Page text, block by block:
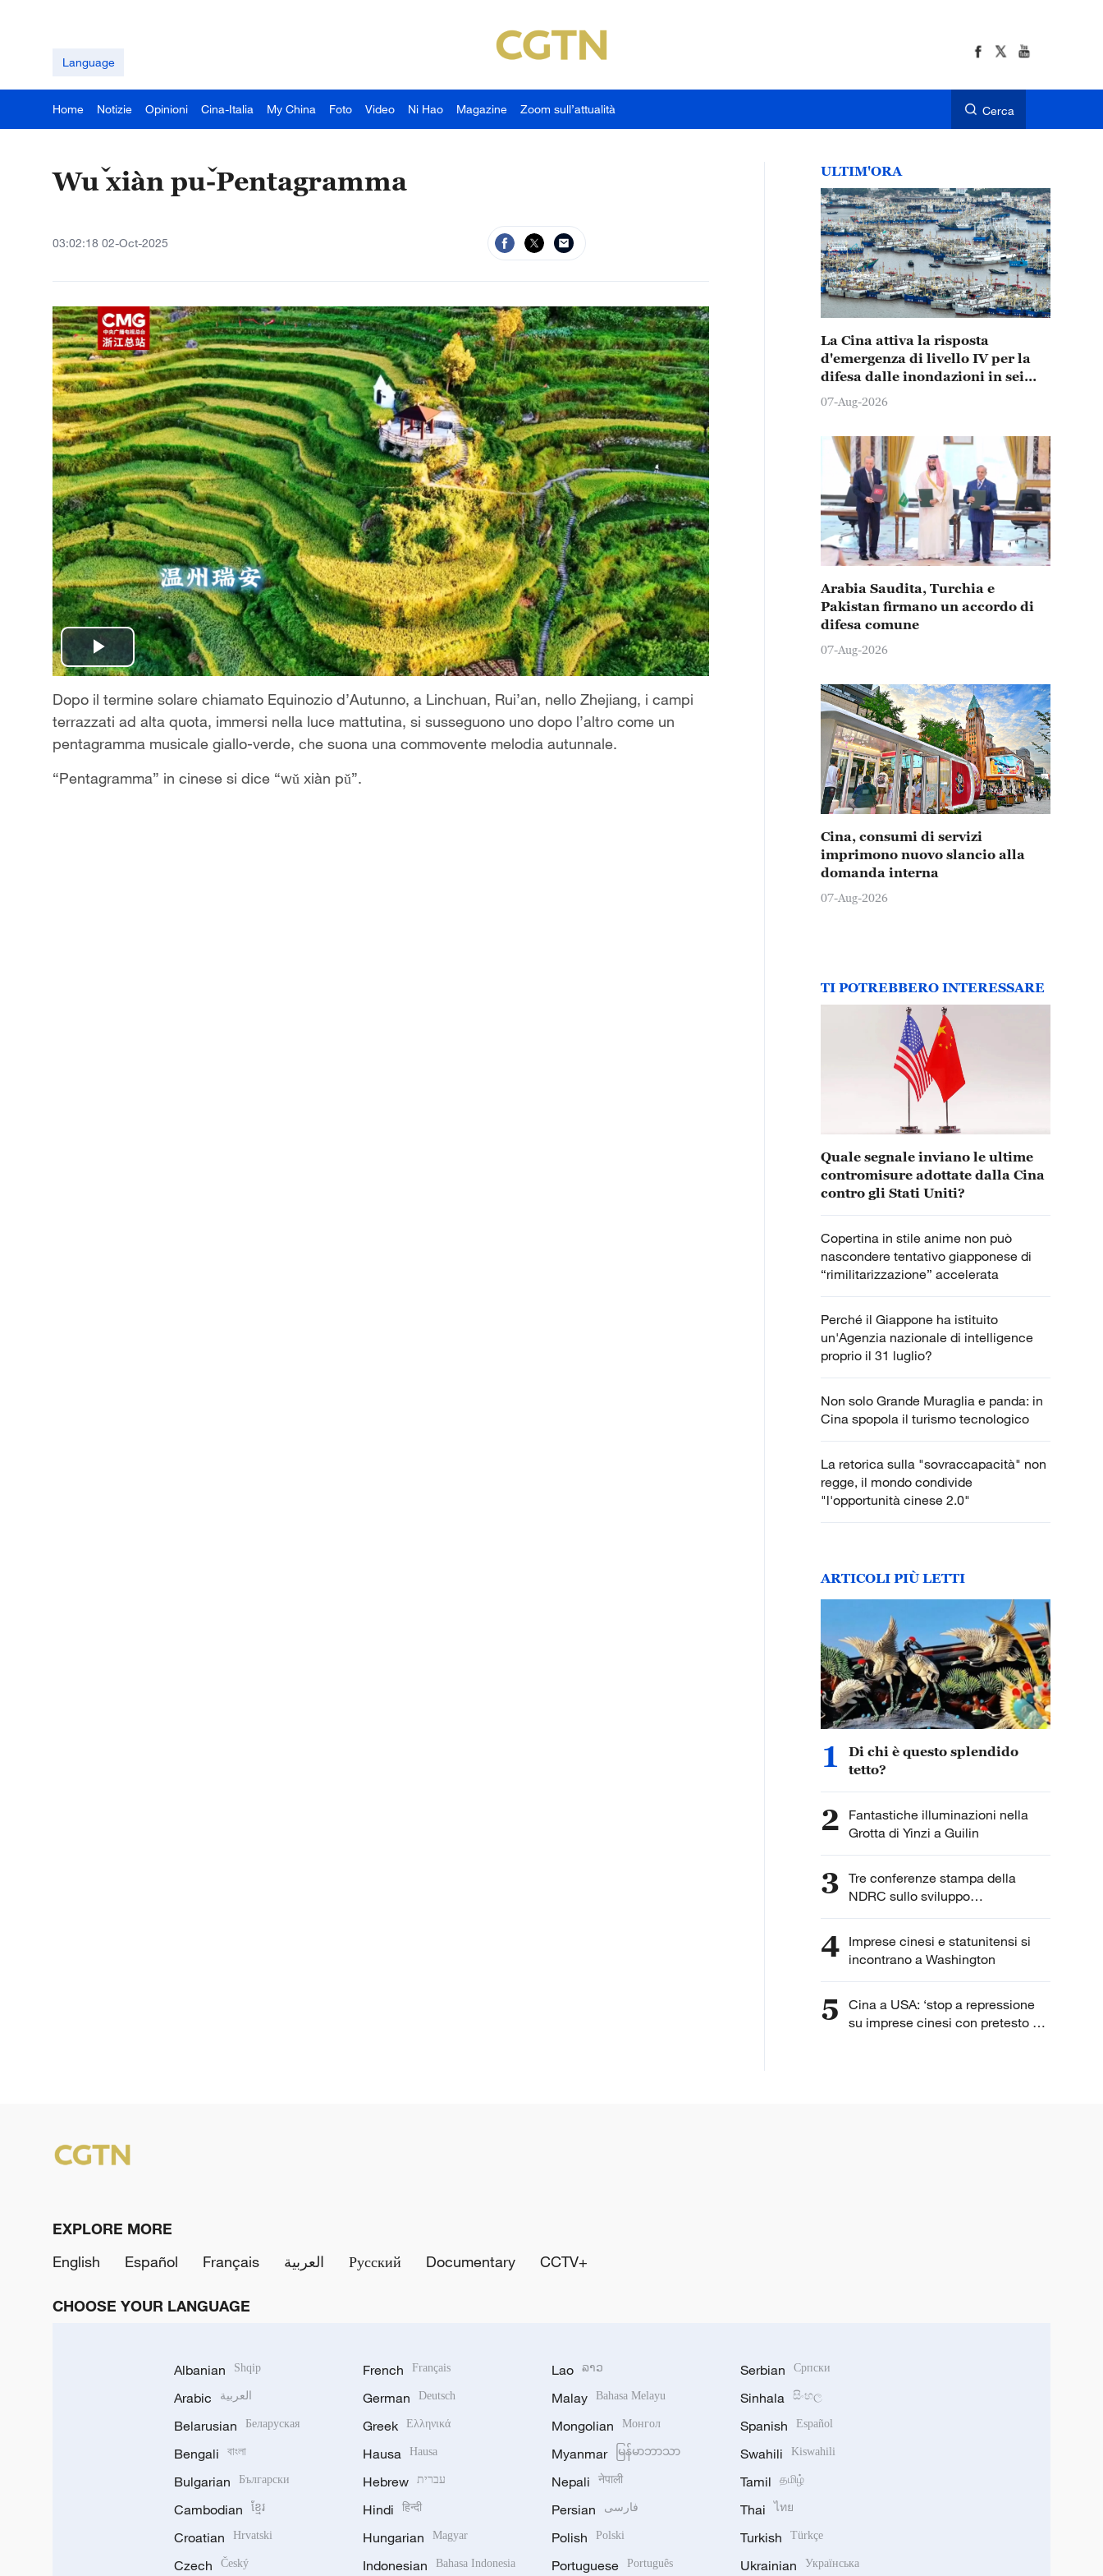
Language
Home Notizie Opinioni Cina-Italia My China Foto Video Ni Hao Magazine Zoom sull’attualità Cerca
Wǔ xiàn pǔ-Pentagramma
03:02:18 02-Oct-2025
Play
Video
Dopo il termine solare chiamato Equinozio d’Autunno, a Linchuan, Rui’an, nello Zhejiang, i campi
terrazzati ad alta quota, immersi nella luce mattutina, si susseguono uno dopo l’altro come un
pentagramma musicale giallo-verde, che suona una commovente melodia autunnale.
“Pentagramma” in cinese si dice “wǔ xiàn pǔ”.
ULTIM'ORA
La Cina attiva la risposta
d'emergenza di livello IV per la
difesa dalle inondazioni in sei
province e città
07-Aug-2026
Arabia Saudita, Turchia e
Pakistan firmano un accordo di
difesa comune
07-Aug-2026
Cina, consumi di servizi
imprimono nuovo slancio alla
domanda interna
07-Aug-2026
TI POTREBBERO INTERESSARE
Quale segnale inviano le ultime
contromisure adottate dalla Cina
contro gli Stati Uniti?
Copertina in stile anime non può
nascondere tentativo giapponese di
“rimilitarizzazione” accelerata
Perché il Giappone ha istituito
un'Agenzia nazionale di intelligence
proprio il 31 luglio?
Non solo Grande Muraglia e panda: in
Cina spopola il turismo tecnologico
La retorica sulla "sovraccapacità" non
regge, il mondo condivide
"l'opportunità cinese 2.0"
ARTICOLI PIÙ LETTI
1
Di chi è questo splendido
tetto?
2
Fantastiche illuminazioni nella
Grotta di Yinzi a Guilin
3 Tre conferenze stampa della
NDRC sullo sviluppo
dell'intelligenza artificiale
4 Imprese cinesi e statunitensi si
incontrano a Washington
5
Cina a USA: ‘stop a repressione
su imprese cinesi con pretesto di
EXPLORE MORE
English
Español Français العربية Русский Documentary CCTV+
CHOOSE YOUR LANGUAGE
Albanian Shqip
Arabic العربية
Belarusian Беларуская
Bengali বাংলা
Bulgarian Български
Cambodian ខ្មែរ
Croatian Hrvatski
Czech Český
French Français
German Deutsch
Greek Ελληνικά
Hausa Hausa
Hebrew עברית
Hindi हिन्दी
Hungarian Magyar
Indonesian Bahasa Indonesia
Lao ລາວ
Malay Bahasa Melayu
Mongolian Монгол
Myanmar မြန်မာဘာသာ
Nepali नेपाली
Persian فارسی
Polish Polski
Portuguese Português
Serbian Српски
Sinhala සිංහල
Spanish Español
Swahili Kiswahili
Tamil தமிழ்
Thai ไทย
Turkish Türkçe
Ukrainian Українська